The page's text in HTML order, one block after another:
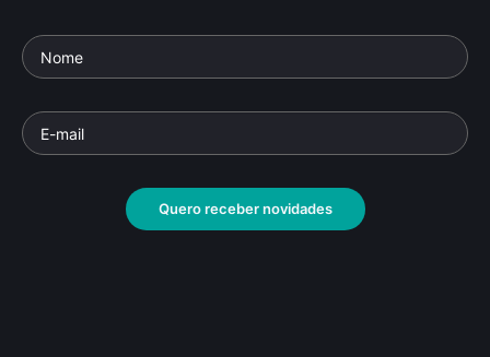
Quero receber novidades